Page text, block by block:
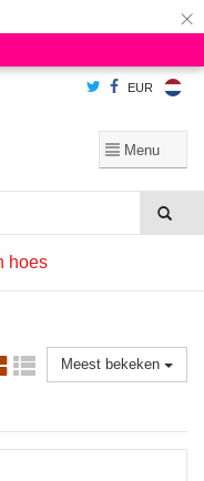
×
EUR
hoes
Meest bekeken
Is dat akkoord?
Ja